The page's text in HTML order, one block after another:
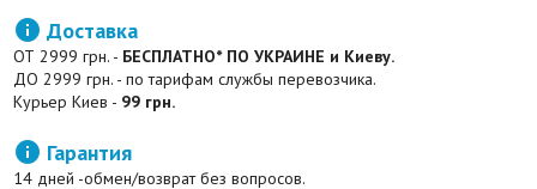
 Доставка
ОТ 2999 грн. - БЕСПЛАТНО* ПО УКРАИНЕ и Киеву.
ДО 2999 грн. - по тарифам службы перевозчика.
Курьер Киев - 99 грн.
 Гарантия
14 дней -обмен/возврат без вопросов.